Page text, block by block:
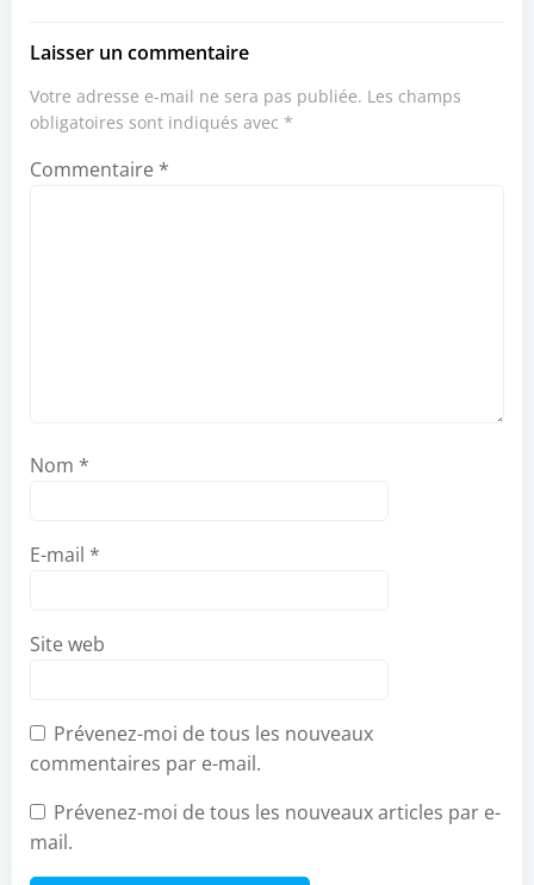
Laisser un commentaire
Votre adresse e-mail ne sera pas publiée. Les champs
obligatoires sont indiqués avec *
Commentaire *
Nom *
E-mail *
Site web
Prévenez-moi de tous les nouveaux
commentaires par e-mail.
Prévenez-moi de tous les nouveaux articles par e-
mail.